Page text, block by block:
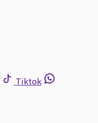
Tiktok